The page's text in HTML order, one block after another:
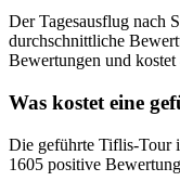
Der Tagesausflug nach
durchschnittliche
Bewertungen und kostet
Was kostet eine
Die geführte Tiflis-Tour
1605 positive